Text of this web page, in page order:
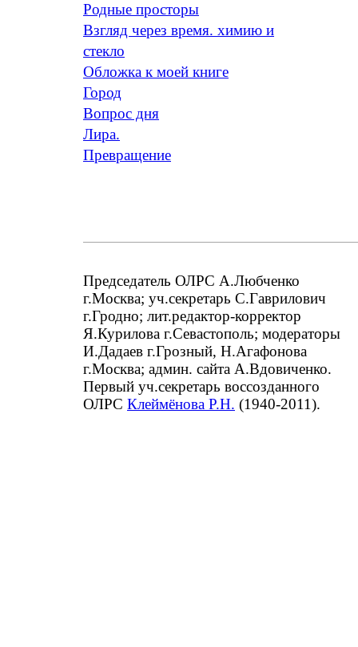
Родные просторы
Взгляд через время. химию и
стекло
Обложка к моей книге
Город
Вопрос дня
Лира.
Превращение
Председатель ОЛРС А.Любченко
г.Москва; уч.секретарь С.Гаврилович
г.Гродно; лит.редактор-корректор
Я.Курилова г.Севастополь; модераторы
И.Дадаев г.Грозный, Н.Агафонова
г.Москва; админ. сайта А.Вдовиченко.
Первый уч.секретарь воссозданного
ОЛРС Клеймёнова Р.Н. (1940-2011).